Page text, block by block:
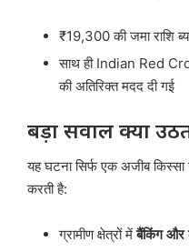
₹19,300 की जमा राशि
साथ ही Indian Red
की अतिरिक्त मदद दी गई
बड़ा सवाल क्या
यह घटना सिर्फ एक अजीब किस्सा
करती है:
ग्रामीण क्षेत्रों मेंबैंकिंग और